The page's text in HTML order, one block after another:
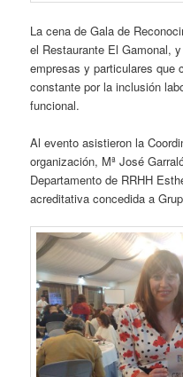
La cena de Gala de
el Restaurante El Gamonal,
empresas y particulares que
constante por la inclusión
funcional.
Al evento asistieron la
organización, Mª José
Departamento de RRHH
acreditativa concedida a